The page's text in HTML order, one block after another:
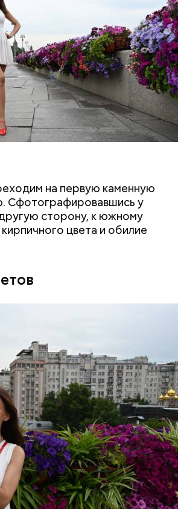
на первую каменную
Сфотографировавшись у
сторону, к южному
цвета и обилие
и
Как получить до 100
рублей от государства
трудной ситуации: кто
претендовать и какие
документы